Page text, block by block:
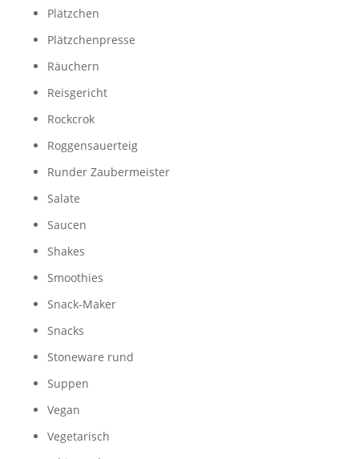
Plätzchen
Plätzchenpresse
Räuchern
Reisgericht
Rockcrok
Roggensauerteig
Runder Zaubermeister
Salate
Saucen
Shakes
Smoothies
Snack-Maker
Snacks
Stoneware rund
Suppen
Vegan
Vegetarisch